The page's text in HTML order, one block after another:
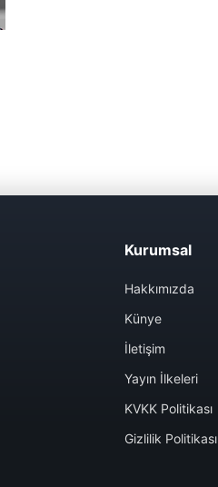
Kurumsal
Hakkımızda
Künye
İletişim
Yayın İlkeleri
KVKK Politikası
Gizlilik Politikası